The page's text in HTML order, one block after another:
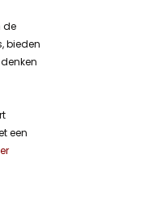
de
bieden
een